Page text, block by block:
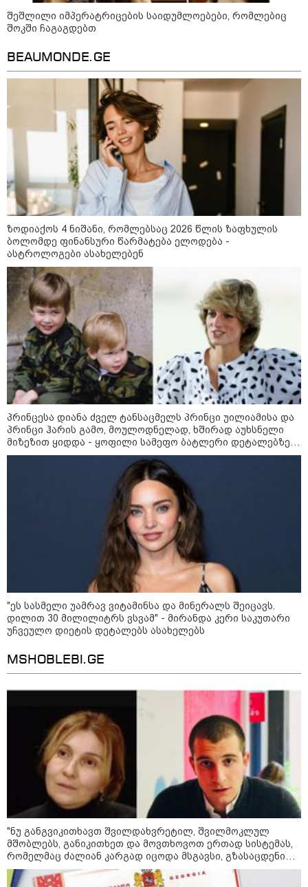
23:15 / 06-08-2026
სახალისო შემთხვევის მოწმენი
გახდნენ
10:52 / 06-08-2026
ვაშინგტონს რაკეტების
დეფიციტი აქვს? - მედიის
ცნობით, დონალდ ტრამპი პიტ
ჰეგსეთს დაუპირისპირდა:
დეტალები
ადვოკატი - მტკიცებულებების არ
არსებობის საფუძველზე, ნია
იმნაძის აღკვეთის ღონისძიების
გარეშე დატოვებას მოვითხოვთ
32 წლის ქალი, რომელიც
მდინარე ხობისწყალში შვილის
გადასარჩენად შევიდა,
მაშველებმა გარდაცვლილი
იპოვეს
ევროკავშირის პრეს-სპიკერი
რუსეთ-საქართველოს 2008 წლის
ომის 18 წლისთავთან
დაკავშირებით განცხადებას
ავრცელებს
ნია იმნაძის ადვოკატი
საავადმყოფოში გადაღებულ
კადრებს ავრცელებს
შეშლილი იმპერატრიცების საიდუმლოებები, რომლებიც
შოკში ჩაგაგდებთ
BEAUMONDE.GE
ზოდიაქოს 4 ნიშანი, რომლებსაც 2026 წლის ზაფხულის
ბოლომდე ფინანსური წარმატება ელოდება -
ასტროლოგები ასახელებენ
პრინცესა დიანა ძველ ტანსაცმელს პრინცი უილიამისა და
პრინცი ჰარის გამო, მოულოდნელად, ხშირად აუხსნელი
მიზეზით ყიდდა - ყოფილი სამეფო ბატლერი დეტალებზე
საკუთარ წიგნში საუბრობს
"ეს სასმელი უამრავ ვიტამინსა და მინერალს შეიცავს.
დილით 30 მილილიტრს ვსვამ" - მირანდა კერი საკუთარი
უჩვეულო დიეტის დეტალებს ასახელებს
MSHOBLEBI.GE
"ნუ განგვიკითხავთ შვილდახვრეტილ, შვილმოკლულ
მშობლებს, განიკითხეთ და მოვთხოვოთ ერთად სისტემას,
რომელმაც ძალიან კარგად იცოდა მსგავსი, გზასაცდენილი
ახალგაზრდების არსებობა და არაფერი გააკეთა მათ
სწორ გზაზე დასაყენებლად…" - იზა ომაძე